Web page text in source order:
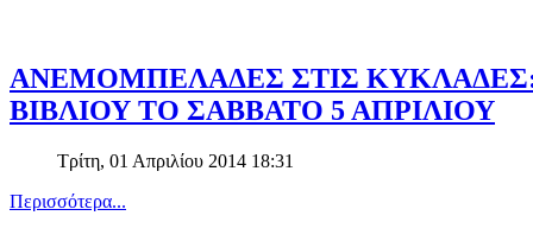
ΑΝΕΜΟΜΠΕΛΑΔΕΣ ΣΤΙΣ
ΒΙΒΛΙΟΥ ΤΟ ΣΑΒΒΑΤΟ 5 ΑΠΡΙΛΙΟΥ
Τρίτη, 01 Απριλίου 2014 18:31
Περισσότερα...